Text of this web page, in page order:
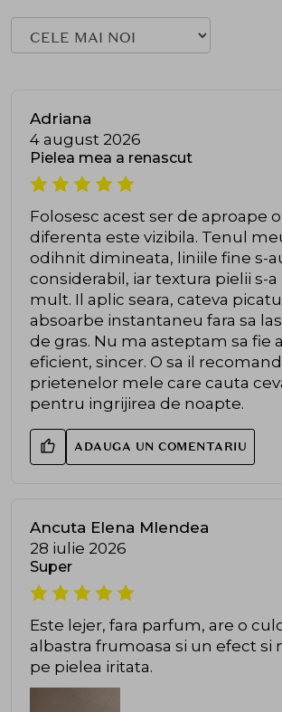
Adriana
4 august 2026
Pielea mea a renascut
Folosesc acest ser de aproape
diferenta este vizibila. Tenul
odihnit dimineata, liniile fine s-
considerabil, iar textura pielii s-
mult. Il aplic seara, cateva
absoarbe instantaneu fara sa
de gras. Nu ma asteptam sa fie
eficient, sincer. O sa il
prietenelor mele care cauta
pentru ingrijirea de noapte.
ADAUGA UN COMENTARIU
Ancuta Elena Mlendea
28 iulie 2026
Super
Este lejer, fara parfum, are o
albastra frumoasa si un efect si
pe pielea iritata.